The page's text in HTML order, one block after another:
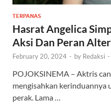
TERPANAS
Hasrat Angelica
Aksi Dan Peran
February 20, 2024 - by Redaksi -
POJOKSINEMA – Aktris
mengisahkan kerinduannya
perak. Lama …